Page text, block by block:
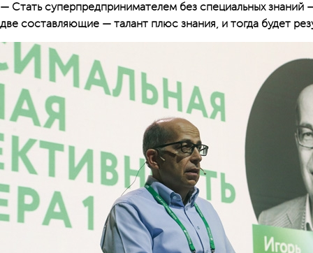
— Стать суперпредпринимателем без специальных
две составляющие — талант плюс знания, и тогда будет